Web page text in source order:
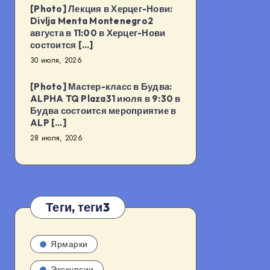
[Photo] Лекция в Херцег-Нови:
Divlja Menta Montenegro2
августа в 11:00 в Херцег-Нови
состоится […]
30 июля, 2026
[Photo] Мастер-класс в Будва:
ALPHA TQ Plaza31 июля в 9:30 в
Будва состоится мероприятие в
ALP […]
28 июля, 2026
Теги, теги3
Ярмарки